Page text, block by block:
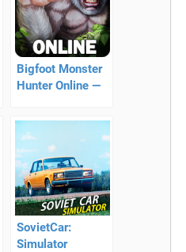
Bigfoot Monster
Hunter Online —
выживание
SovietCar:
Simulator